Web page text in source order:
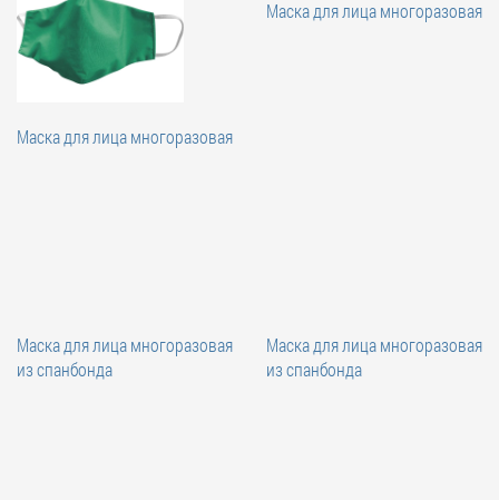
Маска для лица многоразовая
Маска для лица многоразовая
Маска для лица многоразовая
из спанбонда
Маска для лица многоразовая
из спанбонда